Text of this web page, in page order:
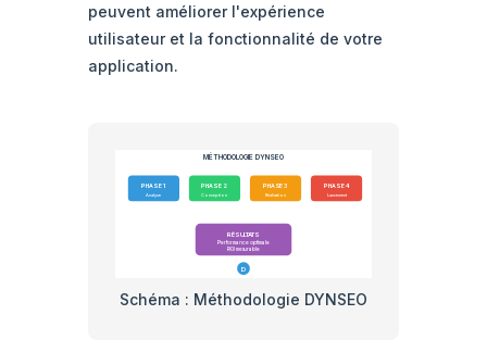
peuvent améliorer l'expérience
utilisateur et la fonctionnalité de votre
application.
MÉTHODOLOGIE DYNSEO
PHASE 1
Analyse
PHASE 2
Conception
PHASE 3
Réalisation
PHASE 4
Lancement
RÉSULTATS
Performance optimale
ROI mesurable
D
Schéma : Méthodologie DYNSEO